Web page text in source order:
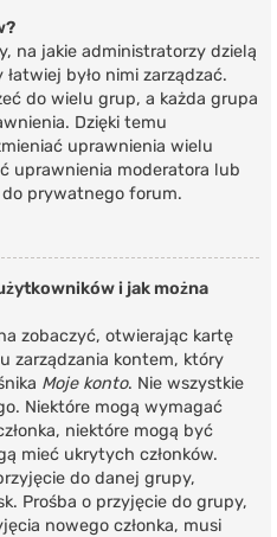
na jakie administratorzy dzielą
było nimi zarządzać.
do wielu grup, a każda grupa
Dzięki temu
uprawnienia wielu
uprawnienia moderatora lub
prywatnego forum.
i jak można
zobaczyć, otwierając kartę
zarządzania kontem, który
Moje konto. Nie wszystkie
Niektóre mogą wymagać
niektóre mogą być
mieć ukrytych członków.
do danej grupy,
Prośba o przyjęcie do grupy,
nowego członka, musi